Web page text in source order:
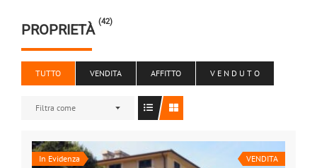
PROPRIETÀ (42)
TUTTO VENDITA AFFITTO V E N D U T O
Filtra come
In Evidenza
VENDITA